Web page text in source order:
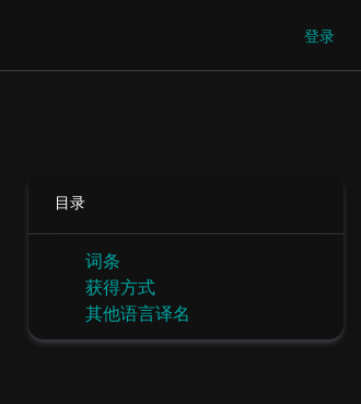
登录
目录
词条
获得方式
其他语言译名